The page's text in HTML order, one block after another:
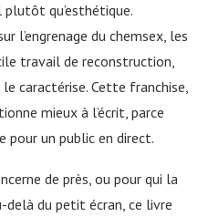
plutôt qu’esthétique.
l’engrenage du chemsex, les
travail de reconstruction,
caractérise. Cette franchise,
mieux à l’écrit, parce
pour un public en direct.
de près, ou pour qui la
du petit écran, ce livre